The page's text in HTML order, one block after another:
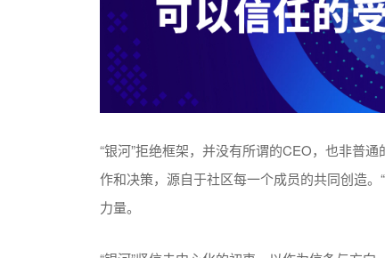
“银河”拒绝框架，并没有所谓的CEO，也非普
作和决策，源自于社区每一个成员的共同创造
力量。